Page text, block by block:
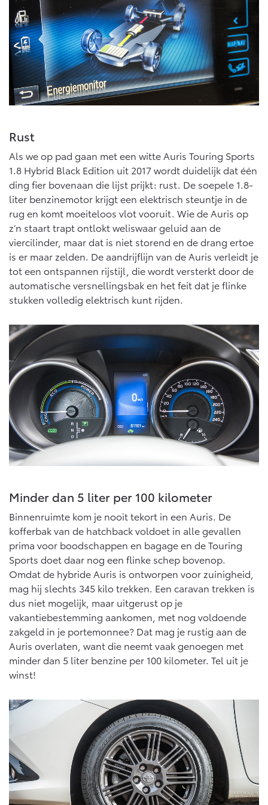
bZ4X
BATTERIJ-ELEKTRISCH
bZ4X Touring
BATTERIJ-ELEKTRISCH
Mirai
WATERSTOF-ELEKTRISCH
Vanaf € 76.695,-
Proace City (excl. BTW)
OOK ALS BATTERIJ-
ELEKTRISCH
Vanaf € 27.945,-
OOK ALS BATTERIJ-
ELEKTRISCH
Vanaf € 37.500,-
BATTERIJ-ELEKTRISCH
Vanaf € 55.950,-
Proace Max (excl. BTW)
OOK ALS BATTERIJ-
Vanaf € 46.301,-
Hilux (excl. BTW)
OOK ALS BATTERIJ-
Vanaf € 56.570,-
Land Cruiser (excl. BTW)
Vanaf € 89.986,-
Connected check
Navigatie updates
Rust
Als we op pad gaan met een witte Auris Touring Sports
1.8 Hybrid Black Edition uit 2017 wordt duidelijk dat één
ding fier bovenaan die lijst prijkt: rust. De soepele 1.8-
liter benzinemotor krijgt een elektrisch steuntje in de
rug en komt moeiteloos vlot vooruit. Wie de Auris op
z’n staart trapt ontlokt weliswaar geluid aan de
viercilinder, maar dat is niet storend en de drang ertoe
is er maar zelden. De aandrijflijn van de Auris verleidt je
tot een ontspannen rijstijl, die wordt versterkt door de
automatische versnellingsbak en het feit dat je flinke
stukken volledig elektrisch kunt rijden.
Minder dan 5 liter per 100 kilometer
Binnenruimte kom je nooit tekort in een Auris. De
kofferbak van de hatchback voldoet in alle gevallen
prima voor boodschappen en bagage en de Touring
Sports doet daar nog een flinke schep bovenop.
Omdat de hybride Auris is ontworpen voor zuinigheid,
mag hij slechts 345 kilo trekken. Een caravan trekken is
dus niet mogelijk, maar uitgerust op je
vakantiebestemming aankomen, met nog voldoende
zakgeld in je portemonnee? Dat mag je rustig aan de
Auris overlaten, want die neemt vaak genoegen met
minder dan 5 liter benzine per 100 kilometer. Tel uit je
winst!